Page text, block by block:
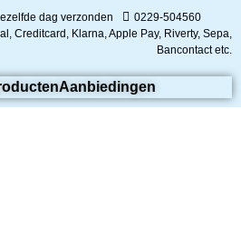
dag verzonden
0229-504560
Creditcard, Klarna, Apple Pay, Riverty, Sepa,
Bancontact etc.
Aanbiedingen